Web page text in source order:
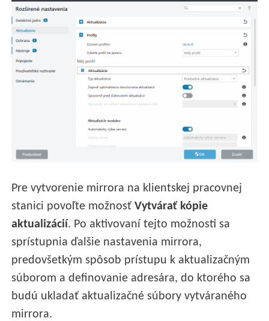
Pre vytvorenie mirrora na klientskej pracovnej
stanici povoľte možnosťVytvárať kópie
aktualizácií. Po aktivovaní tejto možnosti sa
sprístupnia ďalšie nastavenia mirrora,
predovšetkým spôsob prístupu k aktualizačným
súborom a definovanie adresára, do ktorého sa
budú ukladať aktualizačné súbory vytváraného
mirrora.